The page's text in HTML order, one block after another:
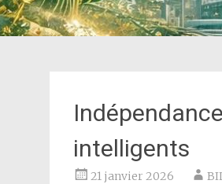
intelligents
21 janvier 2026